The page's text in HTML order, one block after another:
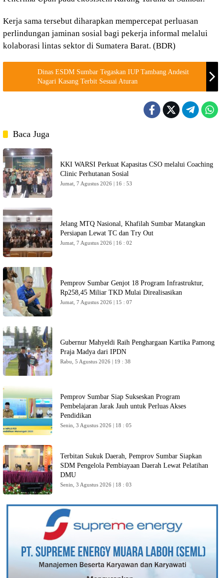
Kerja sama tersebut diharapkan mempercepat perluasan
perlindungan jaminan sosial bagi pekerja informal melalui
kolaborasi lintas sektor di Sumatera Barat. (BDR)
Dinas ESDM Sumbar Tegaskan IUP Tambang Andesit
Nagari Kasang Terbit Sesuai Aturan
Baca Juga
KKI WARSI Perkuat Kapasitas CSO melalui Coaching
Clinic Perhutanan Sosial
Jumat, 7 Agustus 2026 | 16 : 53
Jelang MTQ Nasional, Khafilah Sumbar Matangkan
Persiapan Lewat TC dan Try Out
Jumat, 7 Agustus 2026 | 16 : 02
Pemprov Sumbar Genjot 18 Program Infrastruktur,
Rp258,45 Miliar TKD Mulai Direalisasikan
Jumat, 7 Agustus 2026 | 15 : 07
Gubernur Mahyeldi Raih Penghargaan Kartika Pamong
Praja Madya dari IPDN
Rabu, 5 Agustus 2026 | 19 : 38
Pemprov Sumbar Siap Sukseskan Program
Pembelajaran Jarak Jauh untuk Perluas Akses
Pendidikan
Senin, 3 Agustus 2026 | 18 : 05
Terbitan Sukuk Daerah, Pemprov Sumbar Siapkan
SDM Pengelola Pembiayaan Daerah Lewat Pelatihan
DMU
Senin, 3 Agustus 2026 | 18 : 03